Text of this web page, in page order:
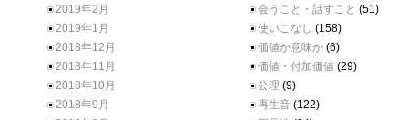
2019年2月
2019年1月
2018年12月
2018年11月
2018年10月
2018年9月
会うこと・話すこと (51)
使いこなし (158)
価値か意味か (6)
価値・付加価値 (29)
公理 (9)
再生音 (122)